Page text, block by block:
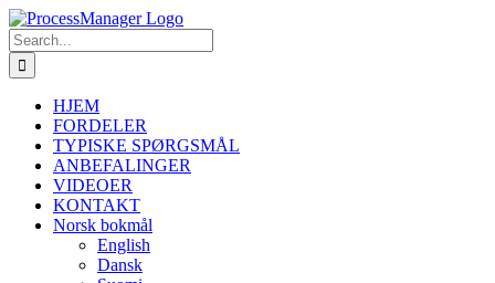
Skip
to
content
Search
for:
HJEM
FORDELER
TYPISKE SPØRGSMÅL
ANBEFALINGER
VIDEOER
KONTAKT
Norsk bokmål
English
Dansk